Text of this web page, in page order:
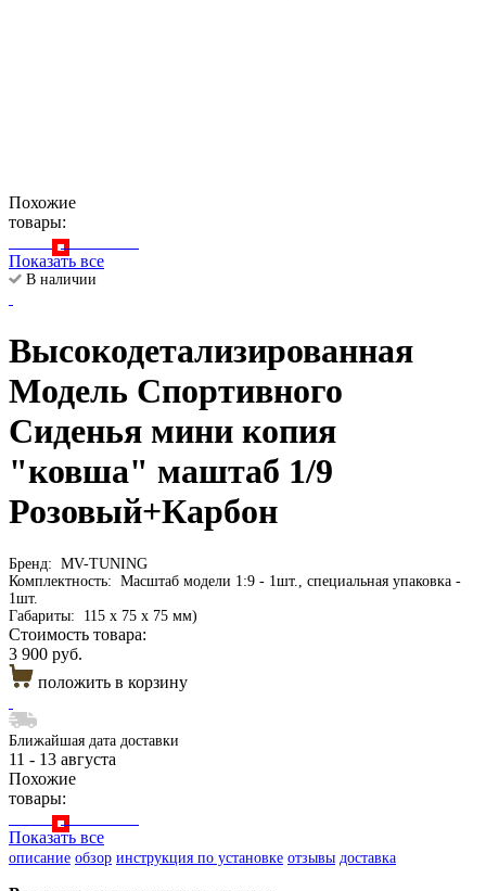
Похожие
товары:
Показать все
В наличии
Высокодетализированная
Модель Спортивного
Сиденья мини копия
"ковша" маштаб 1/9
Розовый+Карбон
Бренд: MV-TUNING
Комплектность: Масштаб модели 1:9 - 1шт., специальная упаковка -
1шт.
Габариты:
115 х 75 х 75 мм)
Стоимость товара:
3 900 руб.
положить в корзину
Ближайшая дата доставки
11 - 13 августа
Похожие
товары:
Показать все
описание обзор инструкция по установке отзывы доставка